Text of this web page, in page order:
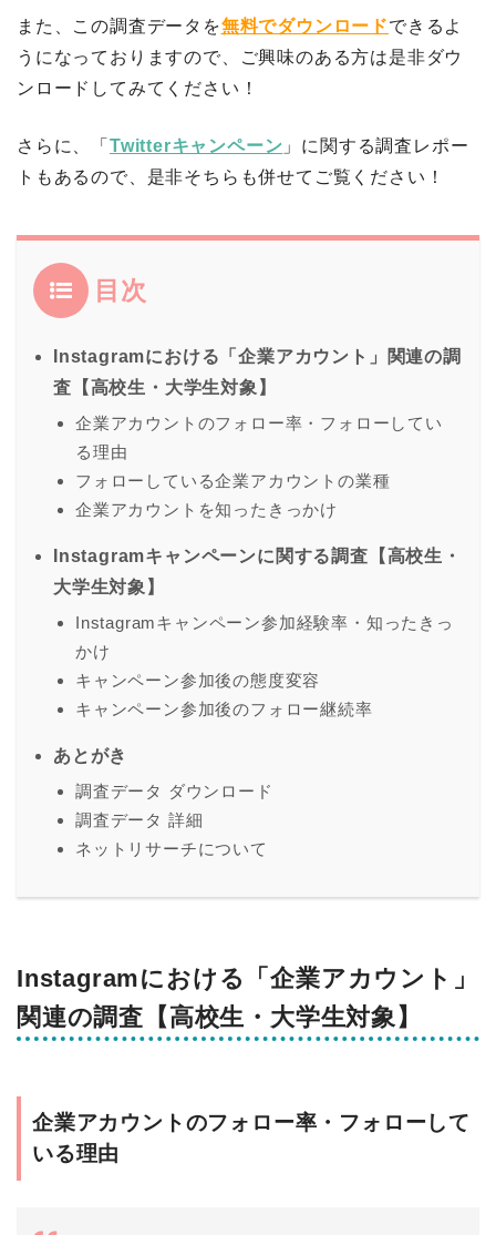
また、この調査データを無料でダウンロードできるよ
うになっておりますので、ご興味のある方は是非ダウ
ンロードしてみてください！
さらに、「 Twitterキャンペーン 」に関する調査レポー
トもあるので、是非そちらも併せてご覧ください！
目次
Instagramにおける「企業アカウント」関連の調
査【高校生・大学生対象】
企業アカウントのフォロー率・フォローしてい
る理由
フォローしている企業アカウントの業種
企業アカウントを知ったきっかけ
Instagramキャンペーンに関する調査【高校生・
大学生対象】
Instagramキャンペーン参加経験率・知ったきっ
かけ
キャンペーン参加後の態度変容
キャンペーン参加後のフォロー継続率
あとがき
調査データ ダウンロード
調査データ 詳細
ネットリサーチについて
Instagramにおける「企業アカウント」
関連の調査【高校生・大学生対象】
企業アカウントのフォロー率・フォローして
いる理由